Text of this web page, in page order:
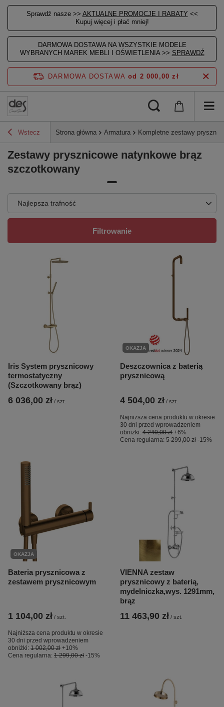
Sprawdź nasze >> AKTUALNE PROMOCJE I RABATY <<
Kupuj więcej i płać mniej!
DARMOWA DOSTAWA NA WSZYSTKIE MODELE
WYBRANYCH MAREK MEBLI I OŚWIETLENIA >> SPRAWDŹ
DARMOWA DOSTAWA od 2 000,00 zł
Wstecz Strona główna Armatura Kompletne zestawy
Zestawy prysznicowe natynkowe brąz
szczotkowany
Najlepsza trafność
Filtrowanie
Iris System prysznicowy
termostatyczny
(Szczotkowany brąz)
6 036,00 zł / szt.
OKAZJA
Deszczownica z baterią
prysznicową
4 504,00 zł / szt.
Najniższa cena produktu w okresie
30 dni przed wprowadzeniem
obniżki: 4 249,00 zł +6%
Cena regularna: 5 299,00 zł -15%
OKAZJA
Bateria prysznicowa z
zestawem prysznicowym
1 104,00 zł / szt.
Najniższa cena produktu w okresie
30 dni przed wprowadzeniem
obniżki: 1 002,00 zł +10%
Cena regularna: 1 299,00 zł -15%
VIENNA zestaw
prysznicowy z baterią,
mydelniczka,wys. 1291mm,
brąz
11 463,90 zł / szt.